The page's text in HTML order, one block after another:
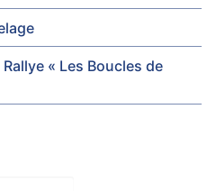
« Les Boucles de